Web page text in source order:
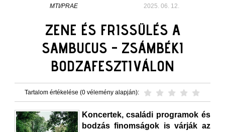
MTI/PRAE 2025. 06. 12.
ZENE ÉS FRISSÜLÉS A
SAMBUCUS - ZSÁMBÉKI
BODZAFESZTIVÁLON
Tartalom értékelése (0 vélemény alapján):
Koncertek, családi programok és
bodzás finomságok is várják az